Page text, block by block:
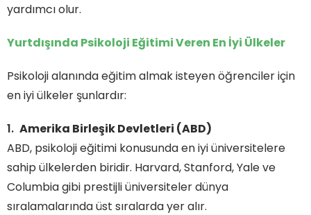
yardımcı olur.
Yurtdışında Psikoloji Eğitimi Veren En İyi Ülkeler
Psikoloji alanında eğitim almak isteyen öğrenciler için
en iyi ülkeler şunlardır:
Amerika Birleşik Devletleri (ABD)
ABD, psikoloji eğitimi konusunda en iyi üniversitelere
sahip ülkelerden biridir. Harvard, Stanford, Yale ve
Columbia gibi prestijli üniversiteler dünya
sıralamalarında üst sıralarda yer alır.